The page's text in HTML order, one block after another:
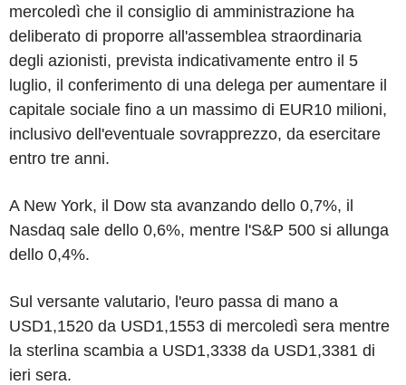
mercoledì che il consiglio di amministrazione ha
deliberato di proporre all'assemblea straordinaria
degli azionisti, prevista indicativamente entro il 5
luglio, il conferimento di una delega per aumentare il
capitale sociale fino a un massimo di EUR10 milioni,
inclusivo dell'eventuale sovrapprezzo, da esercitare
entro tre anni.
A New York, il Dow sta avanzando dello 0,7%, il
Nasdaq sale dello 0,6%, mentre l'S&P 500 si allunga
dello 0,4%.
Sul versante valutario, l'euro passa di mano a
USD1,1520 da USD1,1553 di mercoledì sera mentre
la sterlina scambia a USD1,3338 da USD1,3381 di
ieri sera.